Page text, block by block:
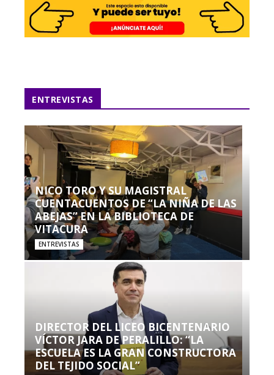
ENTREVISTAS
NICO TORO Y SU MAGISTRAL
CUENTACUENTOS DE “LA NIÑA DE LAS
ABEJAS” EN LA BIBLIOTECA DE
VITACURA
ENTREVISTAS
DIRECTOR DEL LICEO BICENTENARIO
VÍCTOR JARA DE PERALILLO: “LA
ESCUELA ES LA GRAN CONSTRUCTORA
DEL TEJIDO SOCIAL”